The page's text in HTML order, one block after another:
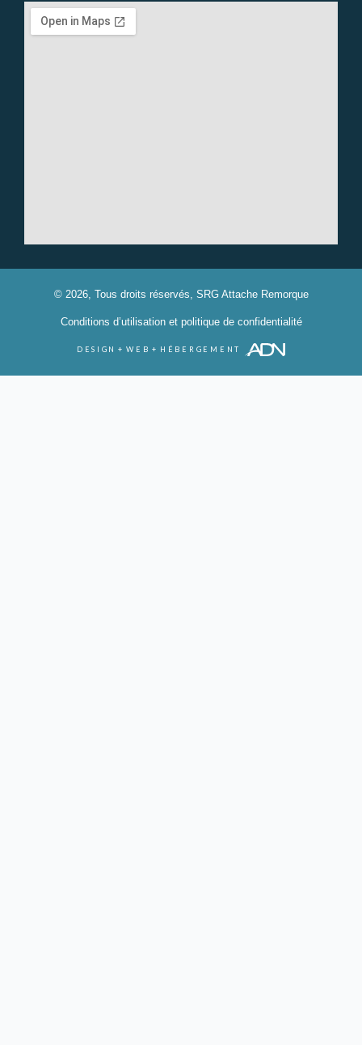
© 2026, Tous droits réservés, SRG Attache Remorque
Conditions d’utilisation et politique de confidentialité
DESIGN + WEB + HÉBERGEMENT